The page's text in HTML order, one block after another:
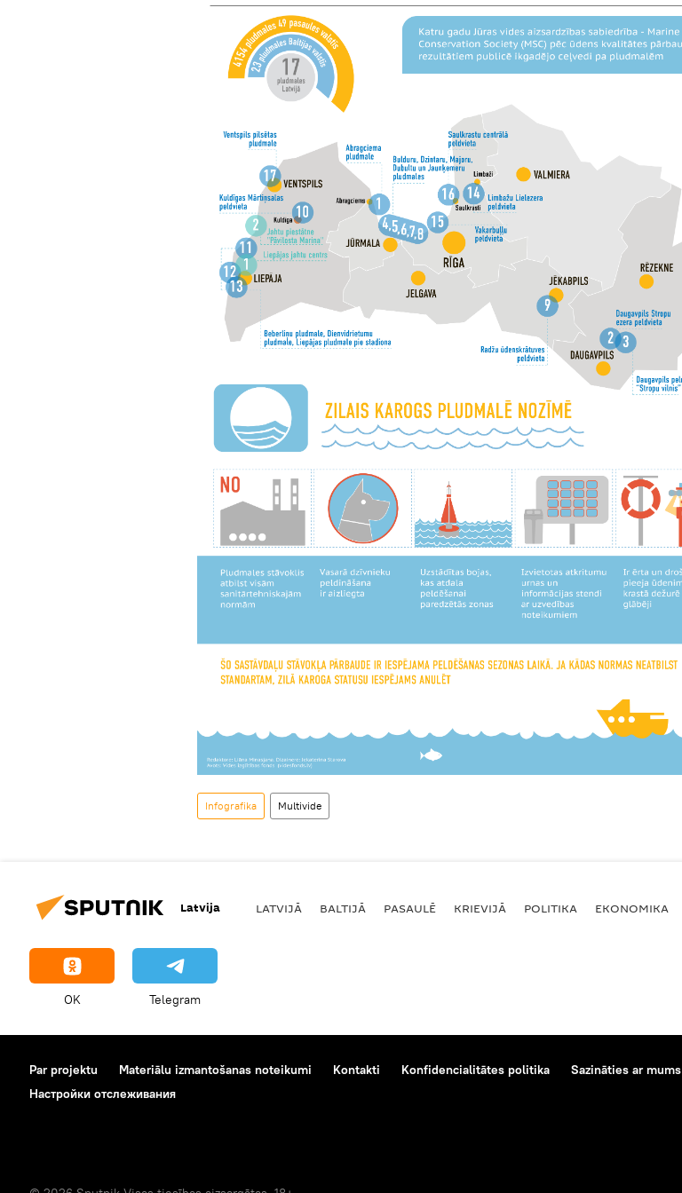
Infografika Multivide
Latvija LATVIJĀ BALTIJĀ PASAULĒ KRIEVIJĀ POLITIKA EKONOMIKA
OK Telegram
Par projektu Materiālu izmantošanas noteikumi Kontakti Konfidencialitātes politika Sazināties ar mums
Настройки отслеживания